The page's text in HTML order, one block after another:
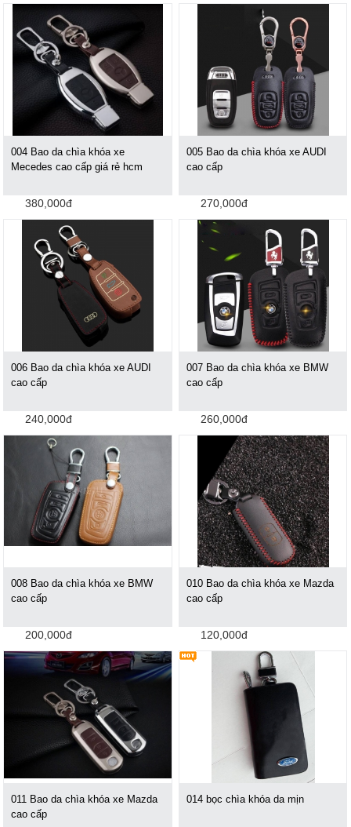
004 Bao da chìa khóa xe
Mecedes cao cấp giá rẻ hcm
380,000đ
005 Bao da chìa khóa xe AUDI
cao cấp
270,000đ
006 Bao da chìa khóa xe AUDI
cao cấp
240,000đ
007 Bao da chìa khóa xe BMW
cao cấp
260,000đ
008 Bao da chìa khóa xe BMW
cao cấp
200,000đ
010 Bao da chìa khóa xe Mazda
cao cấp
120,000đ
011 Bao da chìa khóa xe Mazda
cao cấp
014 bọc chìa khóa da mịn